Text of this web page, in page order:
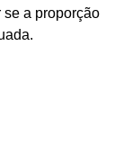
se a proporção